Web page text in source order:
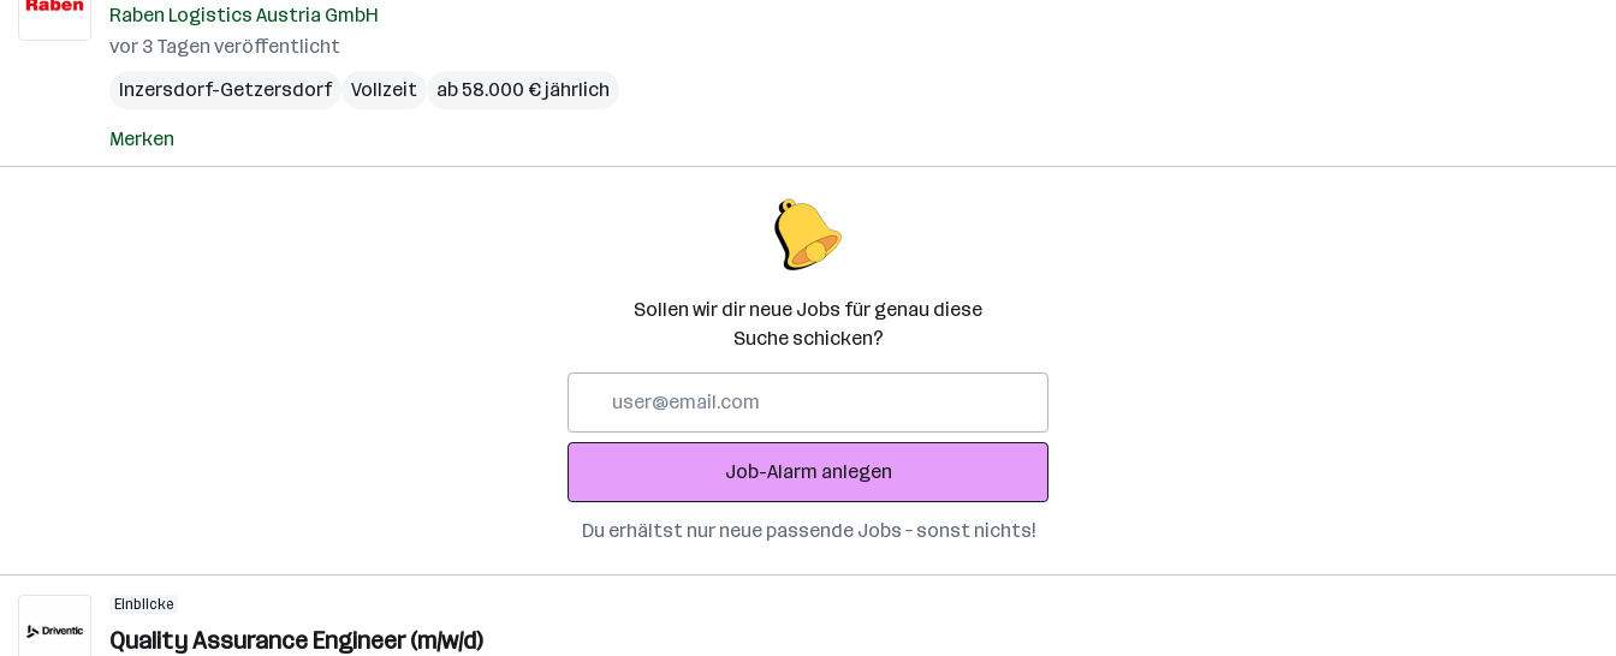
Raben Logistics Austria GmbH
vor 3 Tagen veröffentlicht
Inzersdorf-Getzersdorf
Vollzeit ab 58.000 € jährlich
Merken
Sollen wir dir neue Jobs für genau diese
Suche schicken?
Adresse
Job-Alarm anlegen
Du erhältst nur neue passende Jobs – sonst nichts!
Einblicke
Quality Assurance Engineer (m/w/d)